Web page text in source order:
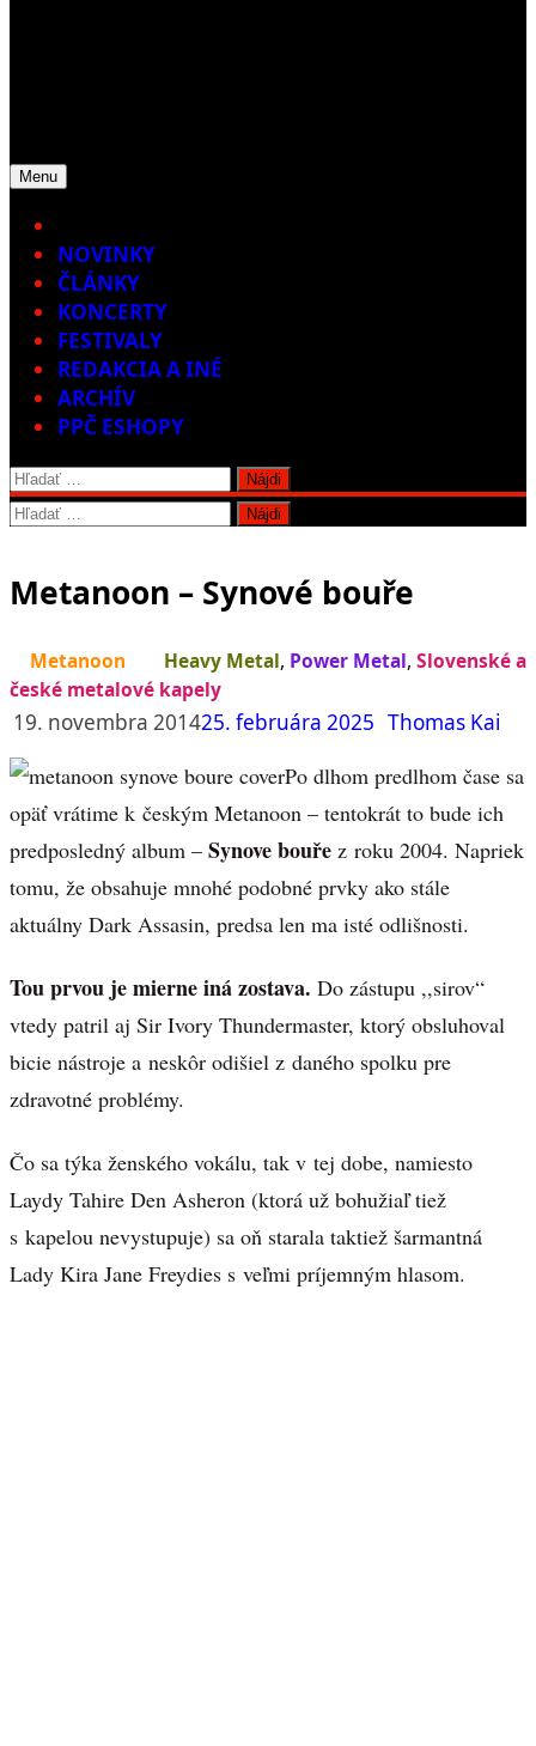
Menu
NOVINKY
ČLÁNKY
KONCERTY
FESTIVALY
REDAKCIA A INÉ
ARCHÍV
PPČ ESHOPY
Hľadať:
Hľadať:
Metanoon – Synové bouře
Metanoon Heavy Metal, Power Metal, Slovenské a
české metalové kapely
19. novembra 201425. februára 2025 Thomas Kai
Po dlhom predlhom čase sa
opäť vrátime k českým Metanoon – tentokrát to bude ich
predposledný album – Synove bouře z roku 2004. Napriek
tomu, že obsahuje mnohé podobné prvky ako stále
aktuálny Dark Assasin, predsa len ma isté odlišnosti.
Tou prvou je mierne iná zostava. Do zástupu ,,sirov“
vtedy patril aj Sir Ivory Thundermaster, ktorý obsluhoval
bicie nástroje a neskôr odišiel z daného spolku pre
zdravotné problémy.
Čo sa týka ženského vokálu, tak v tej dobe, namiesto
Laydy Tahire Den Asheron (ktorá už bohužiaľ tiež
s kapelou nevystupuje) sa oň starala taktiež šarmantná
Lady Kira Jane Freydies s veľmi príjemným hlasom.